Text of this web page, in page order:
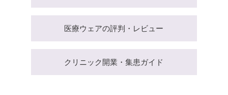
医療ウェアの評判・レビュー
クリニック開業・集患ガイド